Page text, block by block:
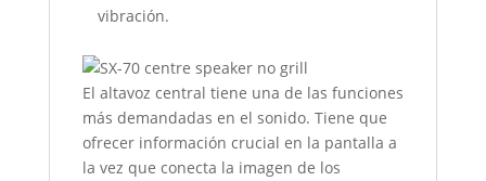
vibración.
El altavoz central tiene una de las funciones
más demandadas en el sonido. Tiene que
ofrecer información crucial en la pantalla a
la vez que conecta la imagen de los